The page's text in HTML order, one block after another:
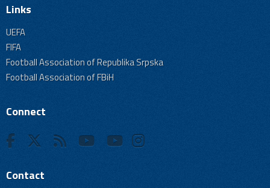
Links
UEFA
FIFA
Football Association of Republika Srpska
Football Association of FBiH
Connect
Contact